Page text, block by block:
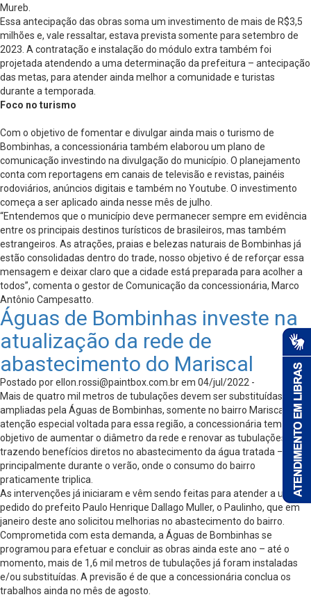
Mureb.
Essa antecipação das obras soma um investimento de mais de R$3,5
milhões e, vale ressaltar, estava prevista somente para setembro de
2023. A contratação e instalação do módulo extra também foi
projetada atendendo a uma determinação da prefeitura – antecipação
das metas, para atender ainda melhor a comunidade e turistas
durante a temporada.
Foco no turismo
Com o objetivo de fomentar e divulgar ainda mais o turismo de
Bombinhas, a concessionária também elaborou um plano de
comunicação investindo na divulgação do município. O planejamento
conta com reportagens em canais de televisão e revistas, painéis
rodoviários, anúncios digitais e também no Youtube. O investimento
começa a ser aplicado ainda nesse mês de julho.
“Entendemos que o município deve permanecer sempre em evidência
entre os principais destinos turísticos de brasileiros, mas também
estrangeiros. As atrações, praias e belezas naturais de Bombinhas já
estão consolidadas dentro do trade, nosso objetivo é de reforçar essa
mensagem e deixar claro que a cidade está preparada para acolher a
todos”, comenta o gestor de Comunicação da concessionária, Marco
Antônio Campesatto.
Águas de Bombinhas investe na
atualização da rede de
abastecimento do Mariscal
Postado porellon.rossi@paintbox.com.brem 04/jul/2022 -
Mais de quatro mil metros de tubulações devem ser substituídas ou
ampliadas pela Águas de Bombinhas, somente no bairro Mariscal. Com
atenção especial voltada para essa região, a concessionária tem o
objetivo de aumentar o diâmetro da rede e renovar as tubulações,
trazendo benefícios diretos no abastecimento da água tratada –
principalmente durante o verão, onde o consumo do bairro
praticamente triplica.
As intervenções já iniciaram e vêm sendo feitas para atender a um
pedido do prefeito Paulo Henrique Dallago Muller, o Paulinho, que em
janeiro deste ano solicitou melhorias no abastecimento do bairro.
Comprometida com esta demanda, a Águas de Bombinhas se
programou para efetuar e concluir as obras ainda este ano – até o
momento, mais de 1,6 mil metros de tubulações já foram instaladas
e/ou substituídas. A previsão é de que a concessionária conclua os
trabalhos ainda no mês de agosto.